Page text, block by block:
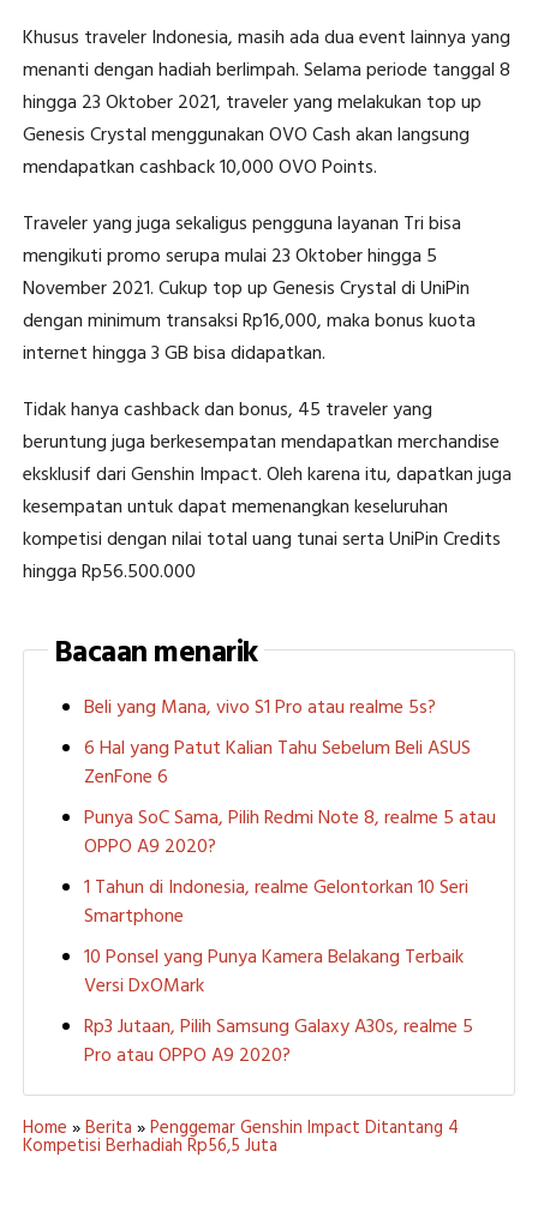
Khusus traveler Indonesia, masih ada dua event lainnya yang
menanti dengan hadiah berlimpah. Selama periode tanggal 8
hingga 23 Oktober 2021, traveler yang melakukan top up
Genesis Crystal menggunakan OVO Cash akan langsung
mendapatkan cashback 10,000 OVO Points.
Traveler yang juga sekaligus pengguna layanan Tri bisa
mengikuti promo serupa mulai 23 Oktober hingga 5
November 2021. Cukup top up Genesis Crystal di UniPin
dengan minimum transaksi Rp16,000, maka bonus kuota
internet hingga 3 GB bisa didapatkan.
Tidak hanya cashback dan bonus, 45 traveler yang
beruntung juga berkesempatan mendapatkan merchandise
eksklusif dari Genshin Impact. Oleh karena itu, dapatkan juga
kesempatan untuk dapat memenangkan keseluruhan
kompetisi dengan nilai total uang tunai serta UniPin Credits
hingga Rp56.500.000
Bacaan menarik
Beli yang Mana, vivo S1 Pro atau realme 5s?
6 Hal yang Patut Kalian Tahu Sebelum Beli ASUS
ZenFone 6
Punya SoC Sama, Pilih Redmi Note 8, realme 5 atau
OPPO A9 2020?
1 Tahun di Indonesia, realme Gelontorkan 10 Seri
Smartphone
10 Ponsel yang Punya Kamera Belakang Terbaik
Versi DxOMark
Rp3 Jutaan, Pilih Samsung Galaxy A30s, realme 5
Pro atau OPPO A9 2020?
Home »Berita »Penggemar Genshin Impact Ditantang 4
Kompetisi Berhadiah Rp56,5 Juta